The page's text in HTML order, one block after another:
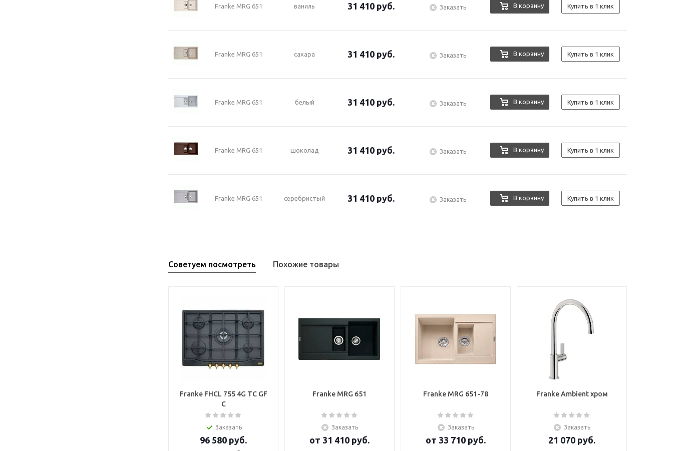
Franke MRG 651 ваниль 31 410 руб. Заказать В корзину Купить в 1 клик
Franke MRG 651 сахара 31 410 руб. Заказать В корзину Купить в 1 клик
Franke MRG 651 белый 31 410 руб. Заказать В корзину Купить в 1 клик
Franke MRG 651 шоколад 31 410 руб. Заказать В корзину Купить в 1 клик
Franke MRG 651 серебристый 31 410 руб. Заказать В корзину Купить в 1 клик
Советуем посмотреть Похожие товары
Franke FHCL 755 4G TC GF
C
Заказать
96 580 руб.
Franke MRG 651
Заказать
от 31 410 руб.
Franke MRG 651-78
Заказать
от 33 710 руб.
Franke Ambient хром
Заказать
21 070 руб.